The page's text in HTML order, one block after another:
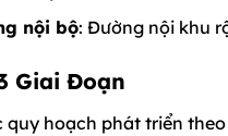
nội bộ: Đường nội khu
Giai Đoạn
hoạch phát triển